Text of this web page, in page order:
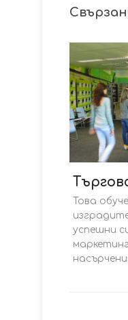
Това
успешни